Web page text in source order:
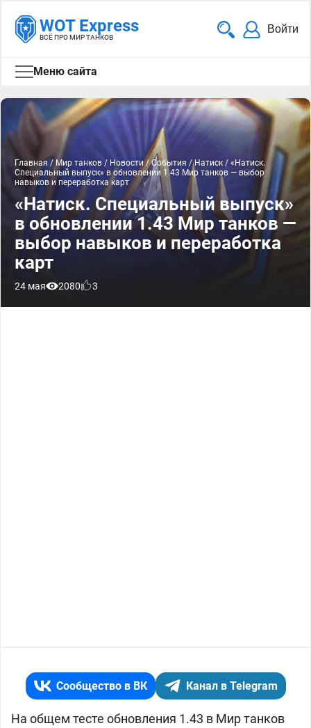
WOT Express
ВСЁ ПРО МИР ТАНКОВ
Войти
Меню сайта
Главная/ Мир танков / Новости/ События / Натиск / «Натиск.
Специальный выпуск» в обновлении 1.43 Мир танков — выбор
навыков и переработка карт
«Натиск. Специальный выпуск»
в обновлении 1.43 Мир танков —
выбор навыков и переработка
карт
24 мая 2080 3
Сообщество в ВК Канал в Telegram
На общем тесте обновления 1.43 в Мир танков